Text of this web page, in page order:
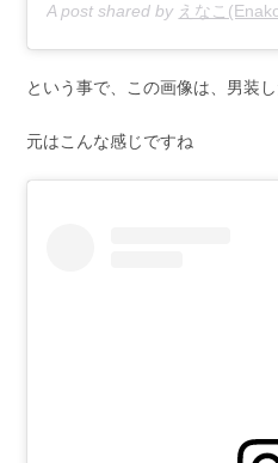
A post shared by えなこ
という事で、この画像は、男装
元はこんな感じですね